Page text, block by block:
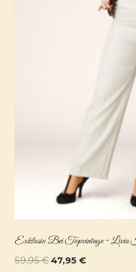
Exklusiv Bei Topvintage ~
59,95€ Ursprünglicher
47,95 €Aktueller